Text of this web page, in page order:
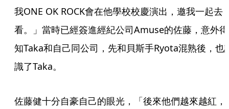
我ONE OK ROCK會在他學校校慶演出，邀我一起去
看。」當時已經簽進經紀公司Amuse的佐藤，意外得
知Taka和自己同公司，先和貝斯手Ryota混熟後，也
識了Taka。
佐藤健十分自豪自己的眼光，「後來他們越來越紅，